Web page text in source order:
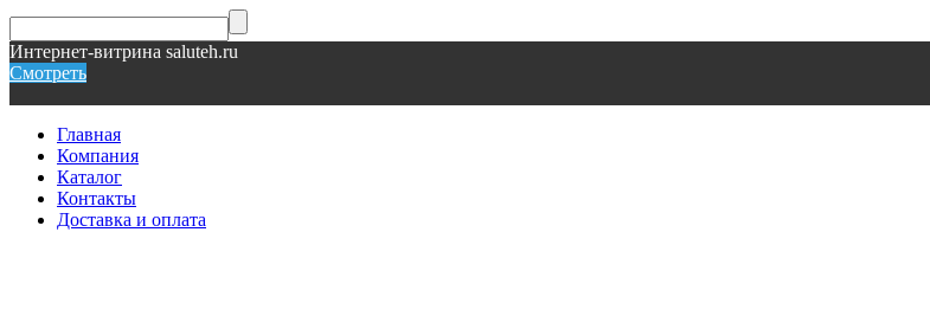
Интернет-витрина saluteh.ru
Смотреть
Главная
Компания
Каталог
Контакты
Доставка и оплата